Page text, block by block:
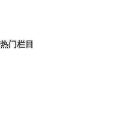
热门栏目